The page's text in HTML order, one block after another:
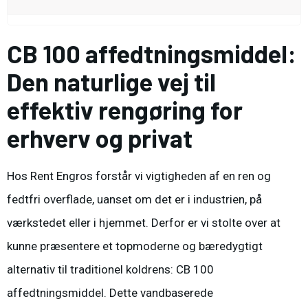
CB 100 affedtningsmiddel:
Den naturlige vej til
effektiv rengøring for
erhverv og privat
Hos Rent Engros forstår vi vigtigheden af en ren og
fedtfri overflade, uanset om det er i industrien, på
værkstedet eller i hjemmet. Derfor er vi stolte over at
kunne præsentere et topmoderne og bæredygtigt
alternativ til traditionel koldrens: CB 100
affedtningsmiddel. Dette vandbaserede